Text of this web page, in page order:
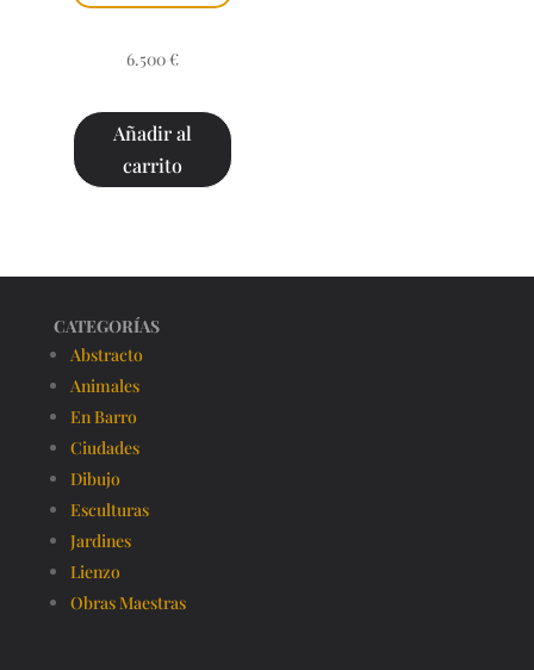
6.500 €
Añadir al
carrito
CATEGORÍAS
Abstracto
Animales
En Barro
Ciudades
Dibujo
Esculturas
Jardines
Lienzo
Obras Maestras